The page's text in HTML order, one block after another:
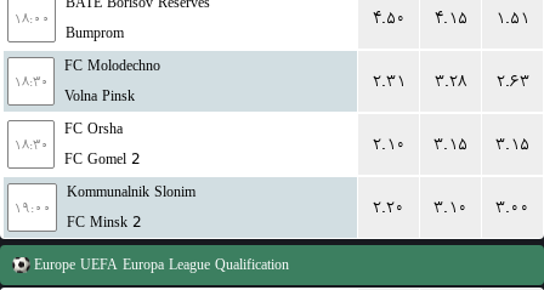
۱۸:۰۰
Bumprom
۴.۵۰ ۴.۱۵ ۱.۵۱
۱۸:۳۰
FC Molodechno
Volna Pinsk
۲.۳۱ ۳.۲۸ ۲.۶۳
۱۸:۳۰
FC Orsha
FC Gomel 2
۲.۱۰ ۳.۱۵ ۳.۱۵
۱۹:۰۰
Kommunalnik Slonim
FC Minsk 2
۲.۲۰ ۳.۱۰ ۳.۰۰
Europe UEFA Europa League Qualification